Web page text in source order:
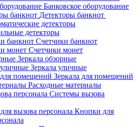
Банковское оборудование
Детекторы банкнот
детекторы
детекторы
Счетчики банкнот
Счетчики монет
Зеркала обзорные
Зеркала уличные
Зеркала для помещений
Расходные материалы
Системы вызова
Кнопки для